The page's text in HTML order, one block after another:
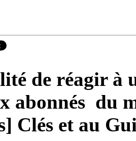
de réagir à
abonnés du
Clés et au